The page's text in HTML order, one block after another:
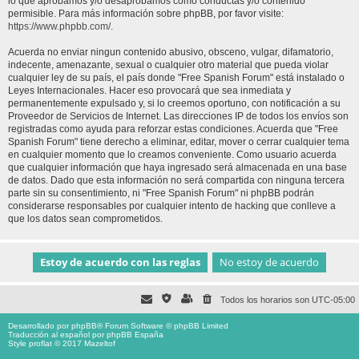
permisible. Para más información sobre phpBB, por favor visite:
https://www.phpbb.com/.
Acuerda no enviar ningun contenido abusivo, obsceno, vulgar, difamatorio,
indecente, amenazante, sexual o cualquier otro material que pueda violar
cualquier ley de su país, el país donde "Free Spanish Forum" está instalado o
Leyes Internacionales. Hacer eso provocará que sea inmediata y
permanentemente expulsado y, si lo creemos oportuno, con notificación a su
Proveedor de Servicios de Internet. Las direcciones IP de todos los envíos son
registradas como ayuda para reforzar estas condiciones. Acuerda que "Free
Spanish Forum" tiene derecho a eliminar, editar, mover o cerrar cualquier tema
en cualquier momento que lo creamos conveniente. Como usuario acuerda
que cualquier información que haya ingresado será almacenada en una base
de datos. Dado que esta información no será compartida con ninguna tercera
parte sin su consentimiento, ni "Free Spanish Forum" ni phpBB podrán
considerarse responsables por cualquier intento de hacking que conlleve a
que los datos sean comprometidos.
Todos los horarios son UTC-05:00
Desarrollado porphpBB® Forum Software © phpBB Limited
Traducción al español porphpBB España
Style proflat © 2017 Mazeltof